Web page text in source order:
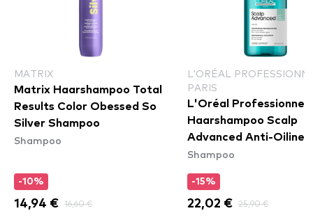
MATRIX
Matrix Haarshampoo Total
Results Color Obessed So
Silver Shampoo
Shampoo
-10%
14,94 € 16,60 €
L'ORÉAL
PARIS
L'Oréal Professionnel
Haarshampoo Scalp
Advanced Anti-
Dermo-Purifier
Shampoo
-15%
22,02 € 25,90 €